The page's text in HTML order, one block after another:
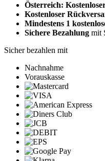
Österreich:
Kostenloser
Mindestens 1
Sichere Bezahlung mit
Sicher bezahlen mit
Nachnahme
Vorauskasse